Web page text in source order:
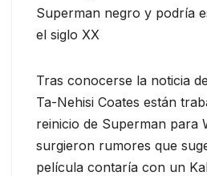
Superman negro y podría
el siglo XX
Tras conocerse la noticia
Ta-Nehisi Coates están
reinicio de Superman para
surgieron rumores que
película contaría con un